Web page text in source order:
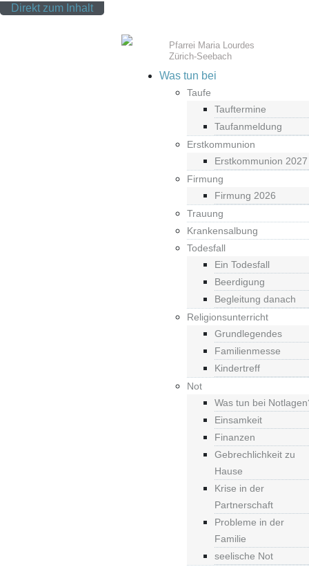
Direkt zum Inhalt
Pfarrei Maria Lourdes
Zürich-Seebach
Was tun bei
Taufe
Tauftermine
Taufanmeldung
Erstkommunion
Erstkommunion 2027
Firmung
Firmung 2026
Trauung
Krankensalbung
Todesfall
Ein Todesfall
Beerdigung
Begleitung danach
Religionsunterricht
Grundlegendes
Familienmesse
Kindertreff
Not
Was tun bei
Einsamkeit
Finanzen
Gebrechlichkeit zu
Hause
Krise in der
Partnerschaft
Probleme in der
Familie
seelische Not